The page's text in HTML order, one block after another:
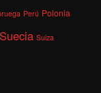
Perú Polonia
Suecia Suiza